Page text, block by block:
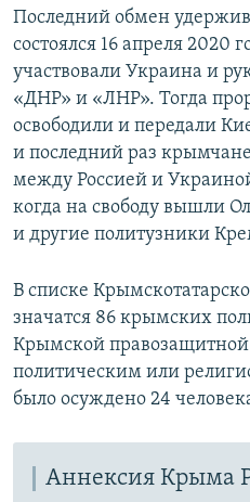
д
ы
д
у
щ
и
й
с
л
й
д
д
у
ю
щ
и
й
с
л
а
д
Последний обмен
состоялся 16 апреля 2020
участвовали Украина и
«ДНР» и «ЛНР». Тогда
освободили и передали
и последний раз
между Россией и
когда на свободу вышли
и другие политузники
В списке
значатся 86 крымских
Крымской правозащитной
политическим или
было осуждено 24
Аннексия Крыма